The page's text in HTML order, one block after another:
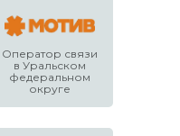
Оператор связи
в Уральском
федеральном
округе